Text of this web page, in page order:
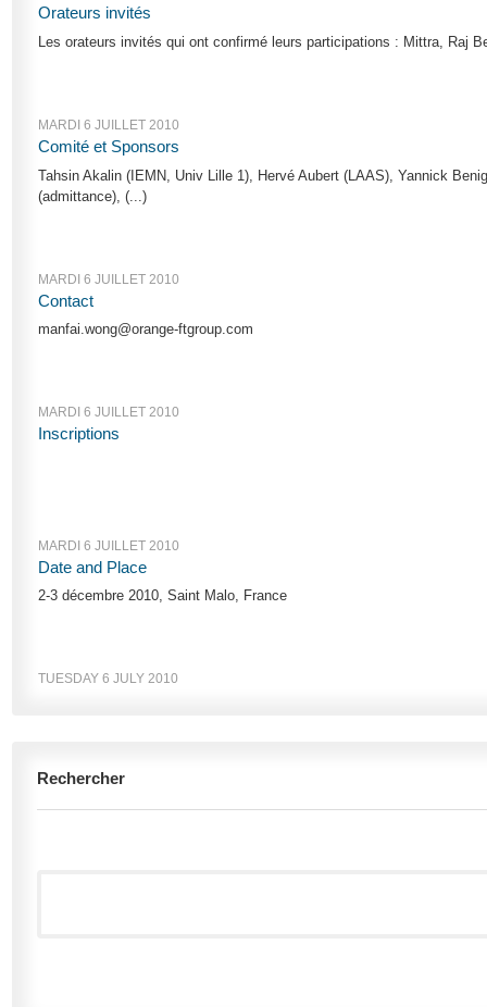
Orateurs invités
Les orateurs invités qui ont confirmé leurs participations : Mittra, Raj
MARDI 6 JUILLET 2010
Comité et Sponsors
Tahsin Akalin (IEMN, Univ Lille 1), Hervé Aubert (LAAS), Yannick
(admittance), (...)
MARDI 6 JUILLET 2010
Contact
manfai.wong@orange-ftgroup.com
MARDI 6 JUILLET 2010
Inscriptions
MARDI 6 JUILLET 2010
Date and Place
2-3 décembre 2010, Saint Malo, France
TUESDAY 6 JULY 2010
Rechercher